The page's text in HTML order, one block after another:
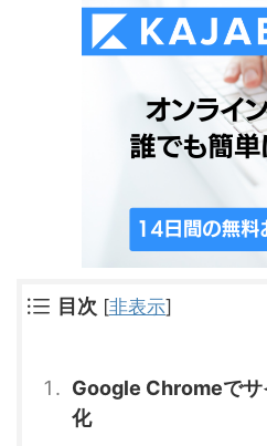
目次 [非表示]
Google Chromeでサ
化